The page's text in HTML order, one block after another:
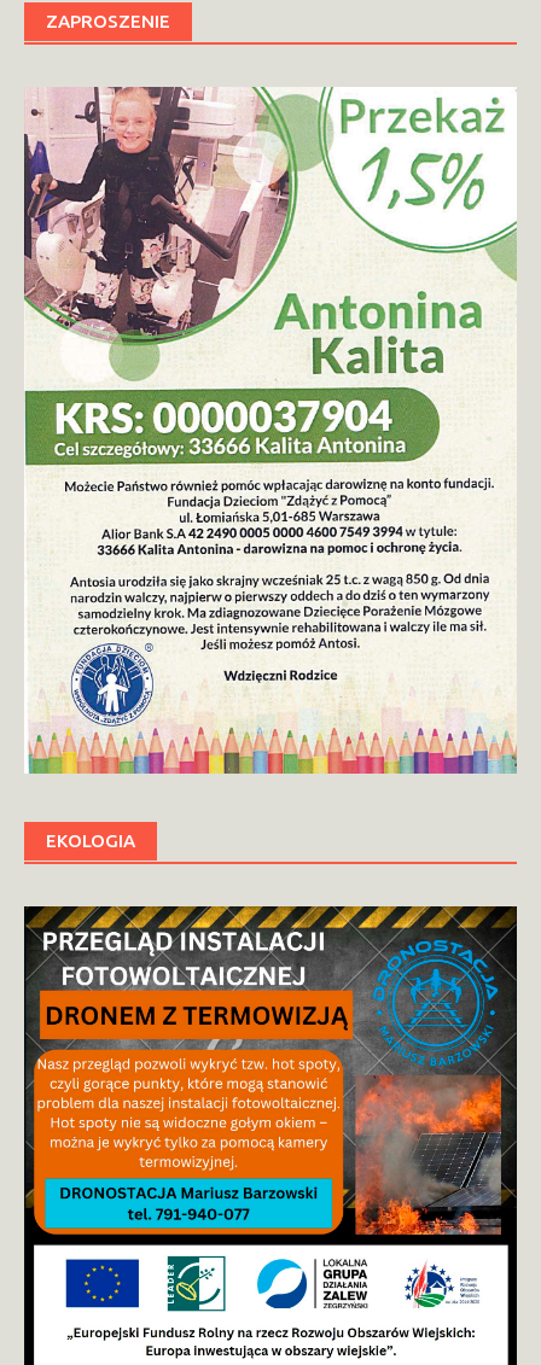
ZAPROSZENIE
EKOLOGIA